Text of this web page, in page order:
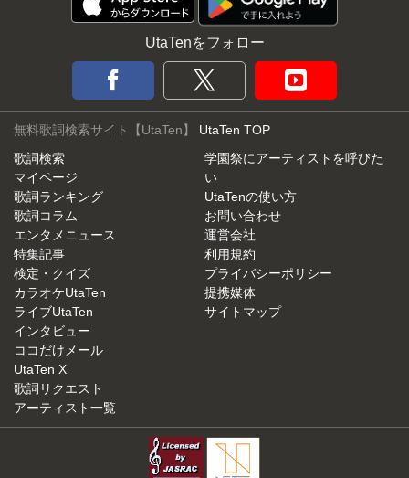
UtaTenをフォロー
無料歌詞検索サイト【UtaTen】 UtaTen TOP
歌詞検索
マイページ
歌詞ランキング
歌詞コラム
エンタメニュース
特集記事
検定・クイズ
カラオケUtaTen
ライブUtaTen
インタビュー
ココだけメール
UtaTen X
歌詞リクエスト
アーティスト一覧
学園祭にアーティストを呼びた
い
UtaTenの使い方
お問い合わせ
運営会社
利用規約
プライバシーポリシー
提携媒体
サイトマップ